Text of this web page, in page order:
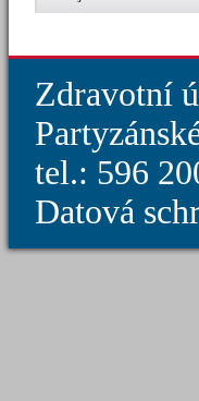
Zdravotní
tel.: 596
Datová